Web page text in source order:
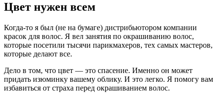
Цвет нужен всем
Когда-то я был (не на бумаге) дистрибьютором компании
красок для волос. Я вел занятия по окрашиванию волос,
которые посетили тысячи парикмахеров, тех самых мастеров,
которые делают все.
Дело в том, что цвет — это спасение. Именно он может
придать изюминку вашему облику. И это легко. Я помогу вам
избавиться от страха перед окрашиванием волос.